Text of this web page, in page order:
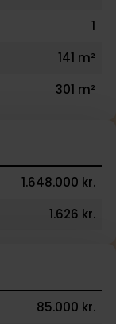
1
141 m²
301 m²
1.648.000 kr.
1.626 kr.
85.000 kr.